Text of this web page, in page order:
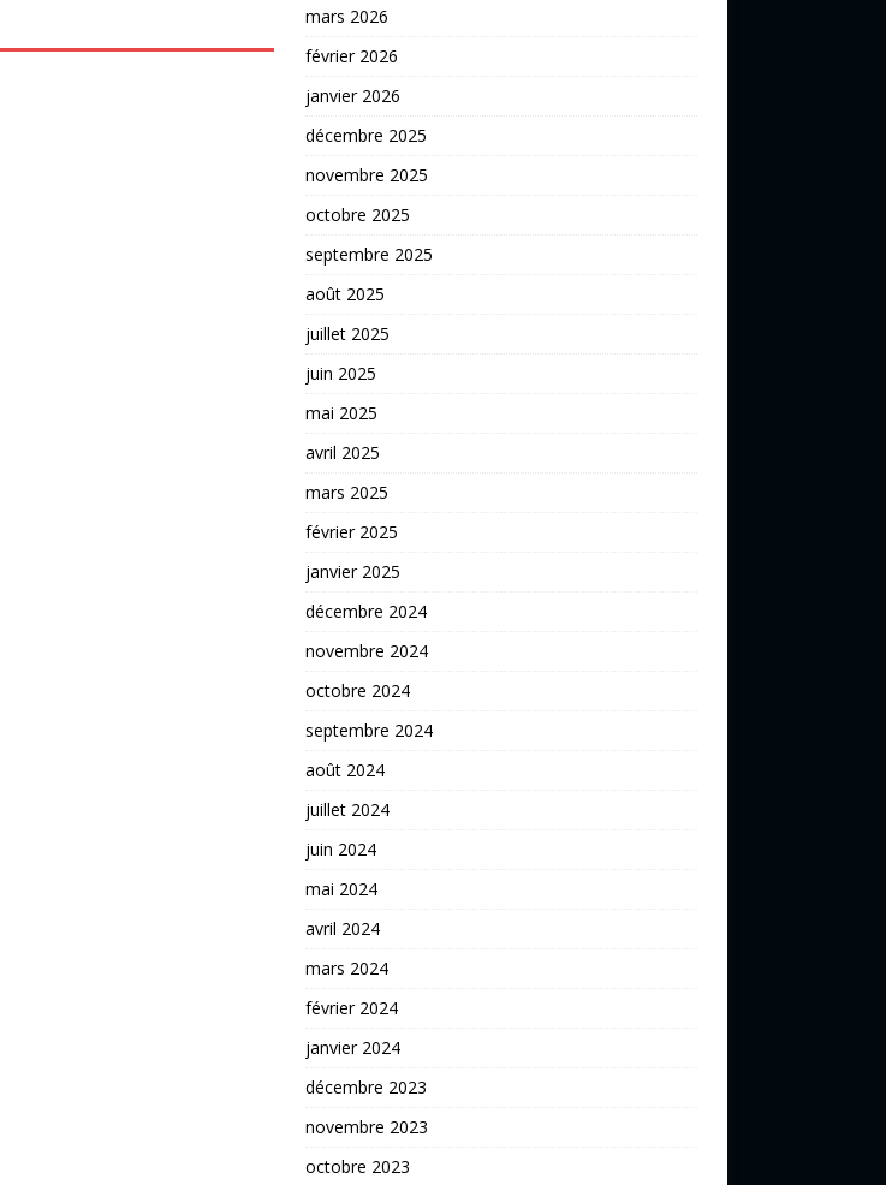
mars 2026
février 2026
janvier 2026
décembre 2025
novembre 2025
octobre 2025
septembre 2025
août 2025
juillet 2025
juin 2025
mai 2025
avril 2025
mars 2025
février 2025
janvier 2025
décembre 2024
novembre 2024
octobre 2024
septembre 2024
août 2024
juillet 2024
juin 2024
mai 2024
avril 2024
mars 2024
février 2024
janvier 2024
décembre 2023
novembre 2023
octobre 2023